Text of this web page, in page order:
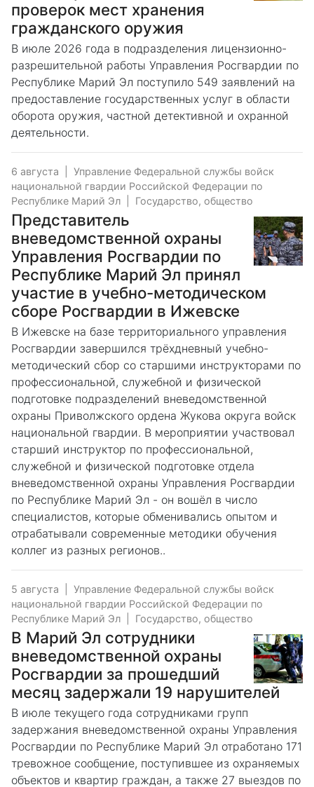
проверок мест хранения
гражданского оружия
В июле 2026 года в подразделения лицензионно-
разрешительной работы Управления Росгвардии по
Республике Марий Эл поступило 549 заявлений на
предоставление государственных услуг в области
оборота оружия, частной детективной и охранной
деятельности.
6 августа
Управление Федеральной службы войск
национальной гвардии Российской Федерации по
Республике Марий Эл
Государство, общество
Представитель
вневедомственной охраны
Управления Росгвардии по
Республике Марий Эл принял
участие в учебно-методическом
сборе Росгвардии в Ижевске
В Ижевске на базе территориального управления
Росгвардии завершился трёхдневный учебно-
методический сбор со старшими инструкторами по
профессиональной, служебной и физической
подготовке подразделений вневедомственной
охраны Приволжского ордена Жукова округа войск
национальной гвардии. В мероприятии участвовал
старший инструктор по профессиональной,
служебной и физической подготовке отдела
вневедомственной охраны Управления Росгвардии
по Республике Марий Эл - он вошёл в число
специалистов, которые обменивались опытом и
отрабатывали современные методики обучения
коллег из разных регионов..
5 августа
Управление Федеральной службы войск
национальной гвардии Российской Федерации по
Республике Марий Эл
Государство, общество
В Марий Эл сотрудники
вневедомственной охраны
Росгвардии за прошедший
месяц задержали 19 нарушителей
В июле текущего года сотрудниками групп
задержания вневедомственной охраны Управления
Росгвардии по Республике Марий Эл отработано 171
тревожное сообщение, поступившее из охраняемых
объектов и квартир граждан, а также 27 выездов по